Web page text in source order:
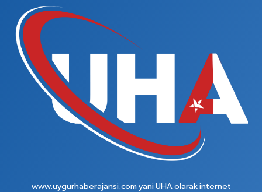
www.uygurhaberajansi.com yani UHA olarak internet